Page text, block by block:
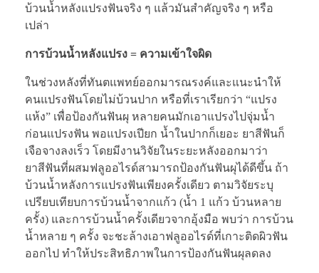
บ้วนน้ำหลังแปรงฟันจริง ๆ แล้วมันสำคัญจริง ๆ หรือ
เปล่า
การบ้วนน้ำหลังแปรง = ความเข้าใจผิด
ในช่วงหลังที่ทันตแพทย์ออกมารณรงค์และแนะนำให้
คนแปรงฟันโดยไม่บ้วนปาก หรือที่เราเรียกว่า “แปรง
แห้ง” เพื่อป้องกันฟันผุ หลายคนมักเอาแปรงไปจุ่มน้ำ
ก่อนแปรงฟัน พอแปรงเปียก น้ำในปากก็เยอะ ยาสีฟันก็
เจือจางลงเร็ว โดยมีงานวิจัยในระยะหลังออกมาว่า
ยาสีฟันที่ผสมฟลูออไรด์สามารถป้องกันฟันผุได้ดีขึ้น ถ้า
บ้วนน้ำหลังการแปรงฟันเพียงครั้งเดียว ตามวิจัยระบุ
เปรียบเทียบการบ้วนน้ำจากแก้ว (น้ำ 1 แก้ว บ้วนหลาย
ครั้ง) และการบ้วนน้ำครั้งเดียวจากอุ้งมือ พบว่า การบ้วน
น้ำหลาย ๆ ครั้ง จะชะล้างเอาฟลูออไรด์ที่เกาะติดผิวฟัน
ออกไป ทำให้ประสิทธิภาพในการป้องกันฟันผุลดลง